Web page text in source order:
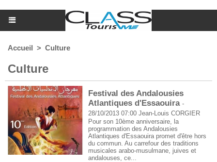
Accueil > Culture
Culture
Festival des Andalousies
Atlantiques d'Essaouira -
28/10/2013 07:00Jean-Louis CORGIER
Pour son 10ème anniversaire, la
programmation des Andalousies
Atlantiques d'Essaouira promet d'être hors
du commun. Au carrefour des traditions
musicales arabo-musulmane, juives et
andalouses, ce...